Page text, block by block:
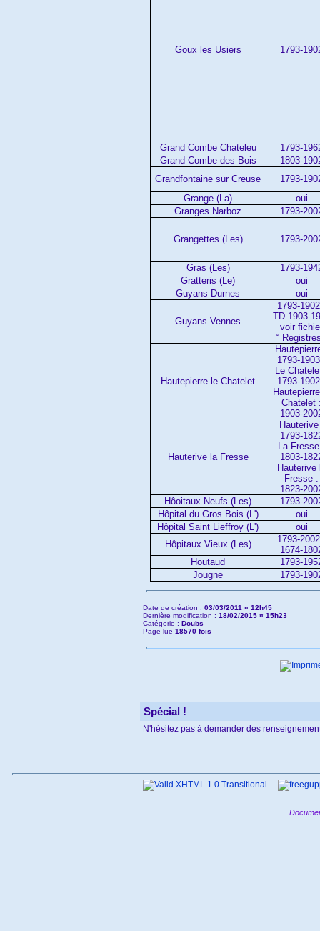
Goux les Usiers 1793-
Grand Combe Chateleu
1793-
Grand Combe des Bois
1803-
Grandfontaine sur Creuse
1793-
Grange (La)
oui
Granges Narboz
1793-
Grangettes (Les) 1793-
Gras (Les)
1793-
Gratteris (Le)
oui
Guyans Durnes
oui
Guyans Vennes
1793-
TD 1903-
voir
“
Hautepierre le Chatelet
1793-
Le
1793-
Chatelet
1903-
Hauterive la Fresse
1793-
La
1803-
Hauterive
Fresse :
1823-
Hôoitaux Neufs (Les)
1793-
Hôpital du Gros Bois (L')
oui
Hôpital Saint Lieffroy (L')
oui
Hôpitaux Vieux (Les)
1793-
1674-
Houtaud
1793-
Jougne
1793-
Date de création : 03/03/2011 ¤ 12h45
Dernière modification : 18/02/2015 ¤ 15h23
Catégorie : Doubs
Page lue 18570 fois
Spécial !
N'hésitez pas à demander des